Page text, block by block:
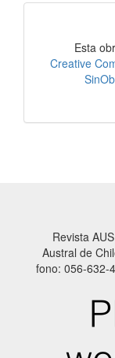
Esta
Creative
Revista
Austral de
fono: 056-632-